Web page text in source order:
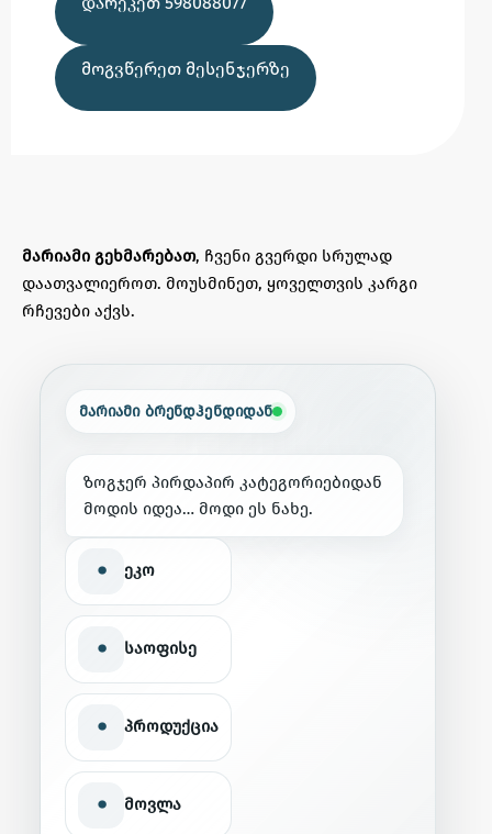
ᲛᲝᲒᲕᲬᲔᲠᲔᲗ ᲛᲔᲡᲔᲜᲯᲔᲠᲖᲔ
მარიამი გეხმარებათ, ჩვენი გვერდი სრულად
დაათვალიეროთ. მოუსმინეთ, ყოველთვის კარგი
რჩევები აქვს.
მარიამი ბრენდჰენდიდან
ზოგჯერ პირდაპირ კატეგორიებიდან
მოდის იდეა… მოდი ეს ნახე.
• ეკო
• საოფისე
• პროდუქცია
• მოვლა